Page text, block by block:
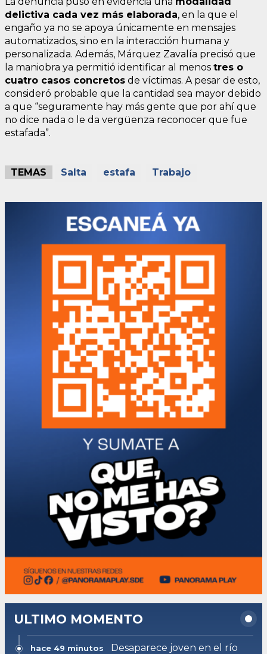
delictiva cada vez más elaborada, en la que el
engaño ya no se apoya únicamente en mensajes
automatizados, sino en la interacción humana y
personalizada. Además, Márquez Zavalía precisó que
la maniobra ya permitió identificar al menos tres o
cuatro casos concretos de víctimas. A pesar de esto,
consideró probable que la cantidad sea mayor debido
a que “seguramente hay más gente que por ahí que
no dice nada o le da vergüenza reconocer que fue
estafada”.
TEMAS Salta estafa Trabajo
ULTIMO MOMENTO
hace 49 minutos
Desaparece joven en el río